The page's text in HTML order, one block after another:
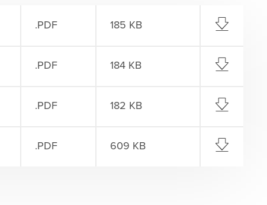
.PDF 185 KB
.PDF 184 KB
.PDF 182 KB
.PDF 609 KB